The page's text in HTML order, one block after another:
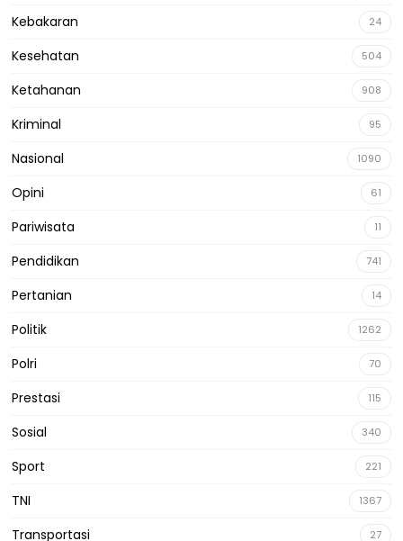
Kebakaran 24
Kesehatan 504
Ketahanan 908
Kriminal 95
Nasional 1090
Opini 61
Pariwisata 11
Pendidikan 741
Pertanian 14
Politik 1262
Polri 70
Prestasi 115
Sosial 340
Sport 221
TNI 1367
Transportasi 27